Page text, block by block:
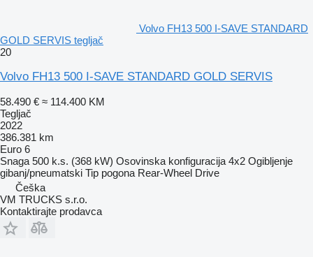
Volvo FH13 500 I-SAVE STANDARD
GOLD SERVIS tegljač
20
Volvo FH13 500 I-SAVE STANDARD GOLD SERVIS
58.490 € ≈ 114.400 KM
Tegljač
2022
386.381 km
Euro 6
Snaga 500 k.s. (368 kW) Osovinska konfiguracija 4x2 Ogibljenje
gibanj/pneumatski Tip pogona Rear-Wheel Drive
Češka
VM TRUCKS s.r.o.
Kontaktirajte prodavca